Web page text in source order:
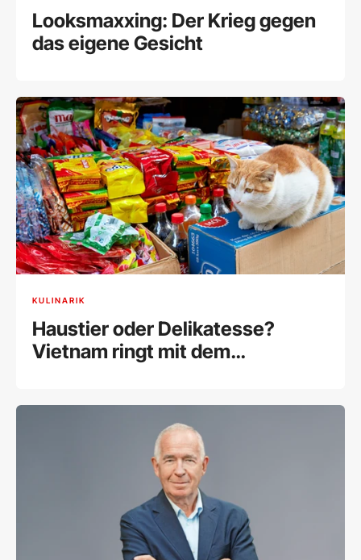
Looksmaxxing: Der Krieg gegen
das eigene Gesicht
KULINARIK
Haustier oder Delikatesse?
Vietnam ringt mit dem